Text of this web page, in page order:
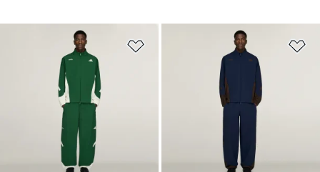
Añadir a la lista de deseos